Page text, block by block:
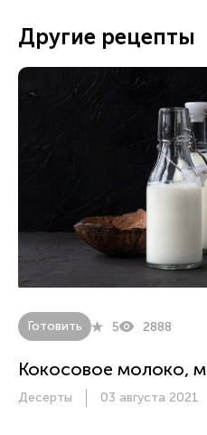
Другие рецепты
Готовить 5 2888
Кокосовое молоко,
Десерты 03 августа 2021